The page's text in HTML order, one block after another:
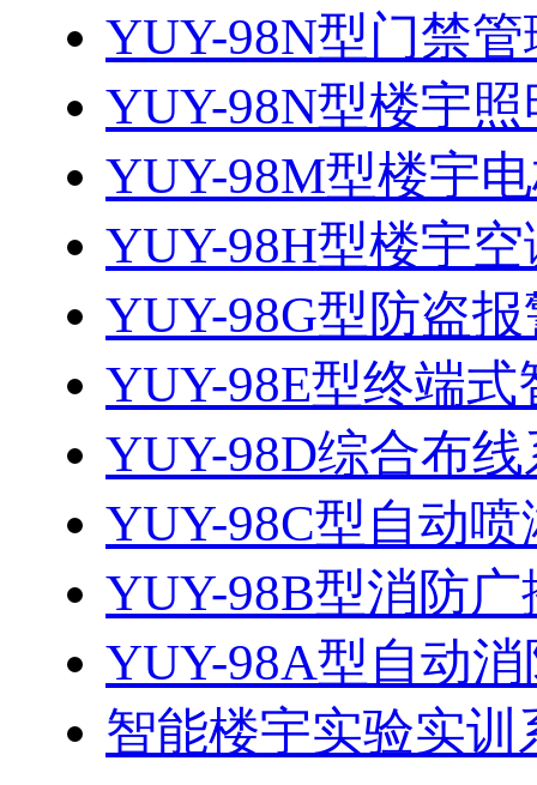
YUY-98N型门禁
YUY-98N型楼宇
YUY-98M型楼宇
YUY-98H型楼宇
YUY-98G型防盗
YUY-98E型终端
YUY-98D综合布
YUY-98C型自动
​YUY-98B型消防
YUY-98A型自动
智能楼宇实验实训